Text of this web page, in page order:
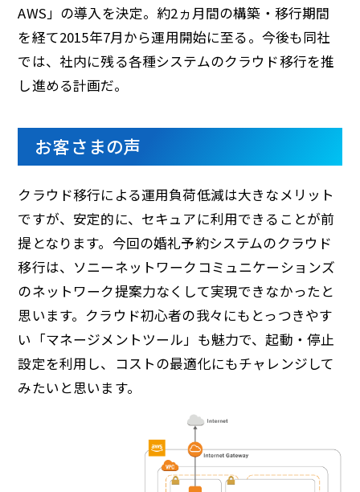
AWS」の導入を決定。約2ヵ月間の構築・移行期間
を経て2015年7月から運用開始に至る。今後も同社
では、社内に残る各種システムのクラウド移行を推
し進める計画だ。
お客さまの声
クラウド移行による運用負荷低減は大きなメリット
ですが、安定的に、セキュアに利用できることが前
提となります。今回の婚礼予約システムのクラウド
移行は、ソニーネットワークコミュニケーションズ
のネットワーク提案力なくして実現できなかったと
思います。クラウド初心者の我々にもとっつきやす
い「マネージメントツール」も魅力で、起動・停止
設定を利用し、コストの最適化にもチャレンジして
みたいと思います。